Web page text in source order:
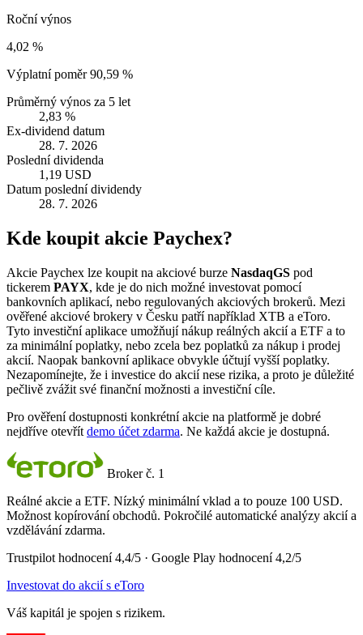
Roční výnos
4,02 %
Výplatní poměr 90,59 %
Průměrný výnos za 5 let
2,83 %
Ex-dividend datum
28. 7. 2026
Poslední dividenda
1,19 USD
Datum poslední dividendy
28. 7. 2026
Kde koupit akcie Paychex?
Akcie Paychex lze koupit na akciové burze NasdaqGS pod
tickerem PAYX, kde je do nich možné investovat pomocí
bankovních aplikací, nebo regulovaných akciových brokerů. Mezi
ověřené akciové brokery v Česku patří například XTB a eToro.
Tyto investiční aplikace umožňují nákup reálných akcií a ETF a to
za minimální poplatky, nebo zcela bez poplatků za nákup i prodej
akcií. Naopak bankovní aplikace obvykle účtují vyšší poplatky.
Nezapomínejte, že i investice do akcií nese rizika, a proto je důležité
pečlivě zvážit své finanční možnosti a investiční cíle.
Pro ověření dostupnosti konkrétní akcie na platformě je dobré
nejdříve otevřít demo účet zdarma. Ne každá akcie je dostupná.
Broker č. 1
Reálné akcie a ETF. Nízký minimální vklad a to pouze 100 USD.
Možnost kopírování obchodů. Pokročilé automatické analýzy akcií a
vzdělávání zdarma.
Trustpilot hodnocení 4,4/5 · Google Play hodnocení 4,2/5
Investovat do akcií s eToro
Váš kapitál je spojen s rizikem.